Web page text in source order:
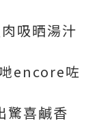
吸晒湯汁
encore咗
驚喜鹹香